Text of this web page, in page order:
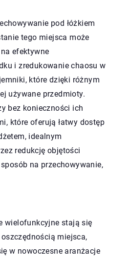
pod łóżkiem
tego miejsca może
efektywne
i zredukowanie chaosu w
które dzięki różnym
używane przedmioty.
bez konieczności ich
które oferują łatwy dostęp
idealnym
redukcję objętości
na przechowywanie,
wielofunkcyjne stają się
miejsca,
w nowoczesne aranżacje